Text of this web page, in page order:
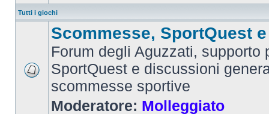
Tutti i giochi
Scommesse, SportQuest
Forum degli Aguzzati, supporto
SportQuest e discussioni
scommesse sportive
Moderatore: Molleggiato